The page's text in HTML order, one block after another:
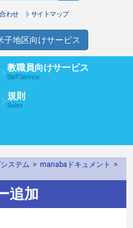
わせ サイトマップ
子地区向けサービス
教職員向けサービス
Staff Service
規則
Rules
ステム > manabaドキュメント
>
追加